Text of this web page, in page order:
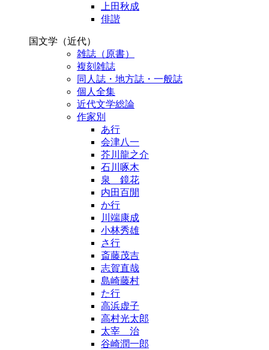
上田秋成
俳諧
国文学（近代）
雑誌（原書）
複刻雑誌
同人誌・地方誌・一般誌
個人全集
近代文学総論
作家別
あ行
会津八一
芥川龍之介
石川啄木
泉 鏡花
内田百閒
か行
川端康成
小林秀雄
さ行
斎藤茂吉
志賀直哉
島崎藤村
た行
高浜虚子
高村光太郎
太宰 治
谷崎潤一郎